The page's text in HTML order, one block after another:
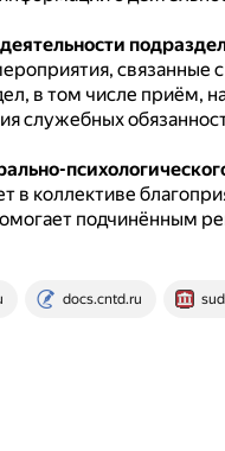
связанные с
в том числе приём,
служебных
в коллективе
подчинённым
docs.cntd.ru